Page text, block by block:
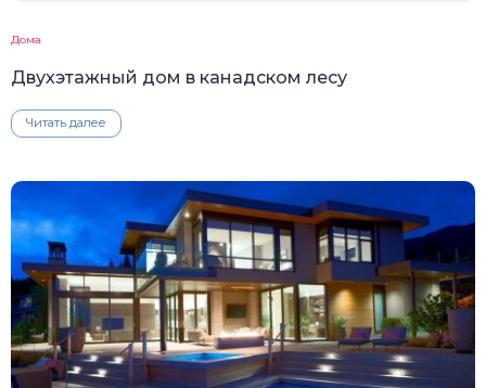
Дома
Двухэтажный дом в канадском лесу
Читать далее